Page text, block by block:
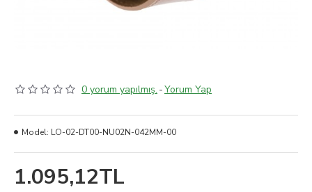
0 yorum yapılmış. -Yorum Yap
1.095,12TL
Model: LO-02-DT00-NU02N-042MM-00